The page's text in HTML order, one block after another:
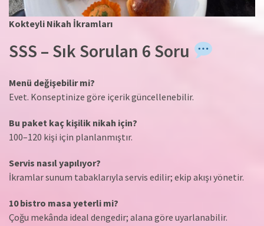
Kokteyli Nikah İkramları
SSS – Sık Sorulan 6 Soru
Menü değişebilir mi?
Evet. Konseptinize göre içerik güncellenebilir.
Bu paket kaç kişilik nikah için?
100–120 kişi için planlanmıştır.
Servis nasıl yapılıyor?
İkramlar sunum tabaklarıyla servis edilir; ekip akışı yönetir.
10 bistro masa yeterli mi?
Çoğu mekânda ideal dengedir; alana göre uyarlanabilir.